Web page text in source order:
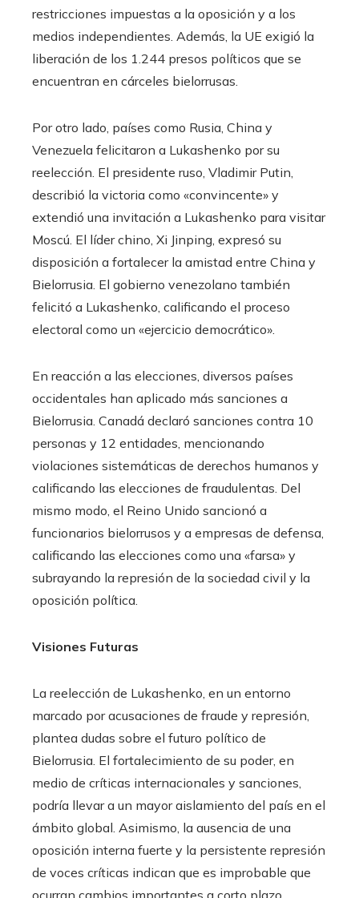
restricciones impuestas a la oposición y a los
medios independientes. Además, la UE exigió la
liberación de los 1.244 presos políticos que se
encuentran en cárceles bielorrusas.
Por otro lado, países como Rusia, China y
Venezuela felicitaron a Lukashenko por su
reelección. El presidente ruso, Vladimir Putin,
describió la victoria como «convincente» y
extendió una invitación a Lukashenko para visitar
Moscú. El líder chino, Xi Jinping, expresó su
disposición a fortalecer la amistad entre China y
Bielorrusia. El gobierno venezolano también
felicitó a Lukashenko, calificando el proceso
electoral como un «ejercicio democrático».
En reacción a las elecciones, diversos países
occidentales han aplicado más sanciones a
Bielorrusia. Canadá declaró sanciones contra 10
personas y 12 entidades, mencionando
violaciones sistemáticas de derechos humanos y
calificando las elecciones de fraudulentas. Del
mismo modo, el Reino Unido sancionó a
funcionarios bielorrusos y a empresas de defensa,
calificando las elecciones como una «farsa» y
subrayando la represión de la sociedad civil y la
oposición política.
Visiones Futuras
La reelección de Lukashenko, en un entorno
marcado por acusaciones de fraude y represión,
plantea dudas sobre el futuro político de
Bielorrusia. El fortalecimiento de su poder, en
medio de críticas internacionales y sanciones,
podría llevar a un mayor aislamiento del país en el
ámbito global. Asimismo, la ausencia de una
oposición interna fuerte y la persistente represión
de voces críticas indican que es improbable que
ocurran cambios importantes a corto plazo.